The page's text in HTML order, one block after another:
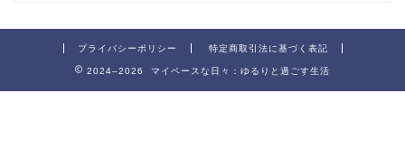
プライバシーポリシー 特定商取引法に基づく表記
2024–2026 マイペースな日々：ゆるりと過ごす生活